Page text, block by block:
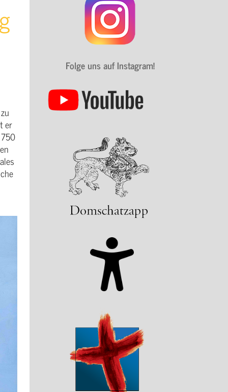
er
Folge uns auf Instagram!